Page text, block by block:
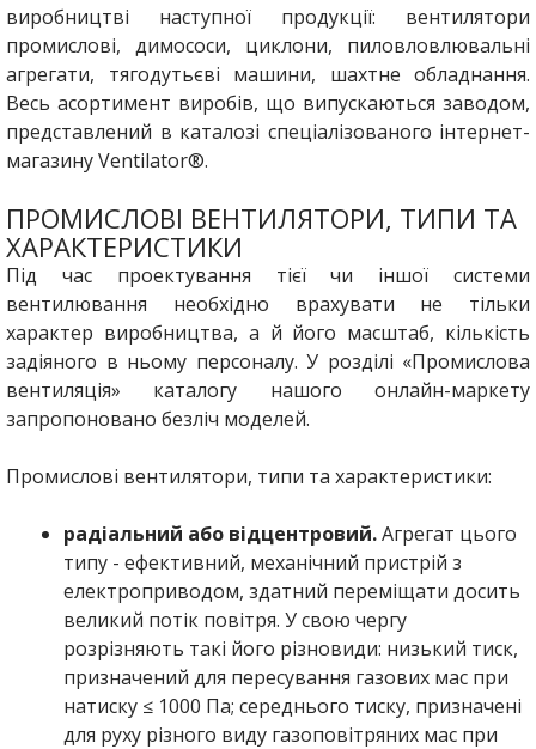
виробництві наступної продукції: вентилятори
промислові, димососи, циклони, пиловловлювальні
агрегати, тягодутьєві машини, шахтне обладнання.
Весь асортимент виробів, що випускаються заводом,
представлений в каталозі спеціалізованого інтернет-
магазину Ventilator®.
ПРОМИСЛОВІ ВЕНТИЛЯТОРИ, ТИПИ ТА
ХАРАКТЕРИСТИКИ
Під час проектування тієї чи іншої системи
вентилювання необхідно врахувати не тільки
характер виробництва, а й його масштаб, кількість
задіяного в ньому персоналу. У розділі «Промислова
вентиляція» каталогу нашого онлайн-маркету
запропоновано безліч моделей.
Промислові вентилятори, типи та характеристики:
радіальний або відцентровий.Агрегат цього
типу - ефективний, механічний пристрій з
електроприводом, здатний переміщати досить
великий потік повітря. У свою чергу
розрізняють такі його різновиди: низький тиск,
призначений для пересування газових мас при
натиску ≤ 1000 Па; середнього тиску, призначені
для руху різного виду газоповітряних мас при